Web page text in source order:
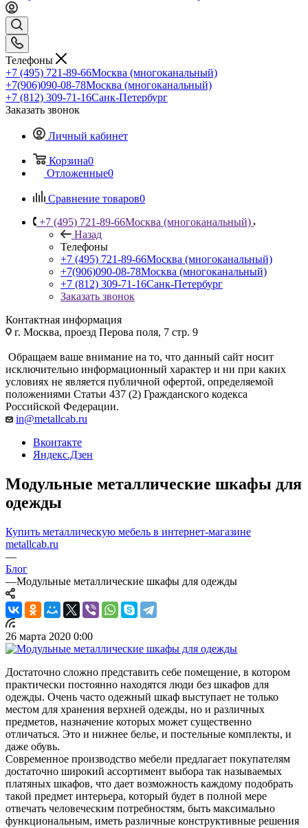
Телефоны
+7 (495) 721-89-66Москва (многоканальный)
+7(906)090-08-78Москва (многоканальный)
+7 (812) 309-71-16Санк-Петербург
Заказать звонок
Личный кабинет
Корзина0
Отложенные0
Сравнение товаров0
+7 (495) 721-89-66Москва (многоканальный)
Назад
Телефоны
+7 (495) 721-89-66Москва (многоканальный)
+7(906)090-08-78Москва (многоканальный)
+7 (812) 309-71-16Санк-Петербург
Заказать звонок
Контактная информация
г. Москва, проезд Перова поля, 7 стр. 9
Обращаем ваше внимание на то, что данный сайт носит
исключительно информационный характер и ни при каких
условиях не является публичной офертой, определяемой
положениями Статьи 437 (2) Гражданского кодекса
Российской Федерации.
in@metallcab.ru
Вконтакте
Яндекс.Дзен
Модульные металлические шкафы для
одежды
Купить металлическую мебель в интернет-магазине
metallcab.ru
—
Блог
—Модульные металлические шкафы для одежды
26 марта 2020 0:00
Достаточно сложно представить себе помещение, в котором
практически постоянно находятся люди без шкафов для
одежды. Очень часто одежный шкаф выступает не только
местом для хранения верхней одежды, но и различных
предметов, назначение которых может существенно
отличаться. Это и нижнее белье, и постельные комплекты, и
даже обувь.
Современное производство мебели предлагает покупателям
достаточно широкий ассортимент выбора так называемых
платяных шкафов, что дает возможность каждому подобрать
такой предмет интерьера, который будет в полной мере
отвечать человеческим потребностям, быть максимально
функциональным, иметь различные конструктивные решения